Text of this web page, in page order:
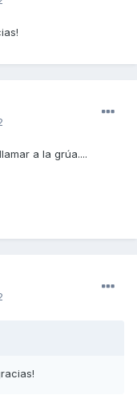
a la grúa....